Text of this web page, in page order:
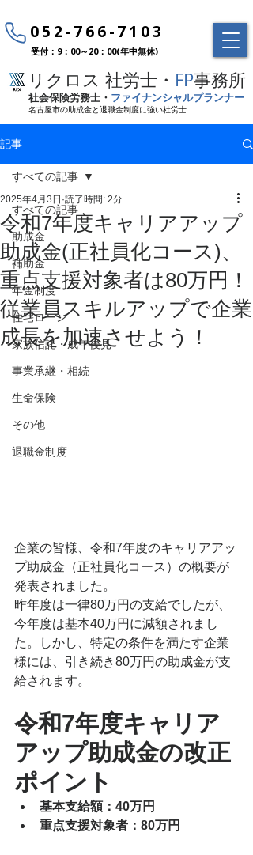
052-766-7103
受付：9：00～20：00(年中無休)
リクロス 社労士・ FP事務所
社会保険労務士・ ファイナンシャルプランナー
名古屋市の助成金と退職金制度に強い社労士
記事
すべての記事
助成金
補助金
年金制度
住宅ローン
家族信託・成年後見
事業承継・相続
生命保険
その他
退職金制度
すべての記事
令和7年度キャリアアップ
助成金(正社員化コース)、
重点支援対象者は80万円！
従業員スキルアップで企業
成長を加速させよう！
2025年4月3日 読了時間: 2分
企業の皆様、令和7年度のキャリアアッ
プ助成金（正社員化コース）の概要が
発表されました。
昨年度は一律80万円の支給でしたが、
今年度は基本40万円に減額されまし
た。しかし、特定の条件を満たす企業
様には、引き続き80万円の助成金が支
給されます。
令和7年度キャリア
アップ助成金の改正
ポイント
基本支給額：40万円
重点支援対象者：80万円